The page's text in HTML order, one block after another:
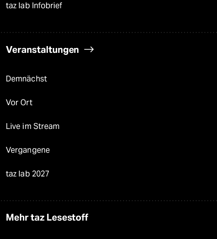
taz lab Infobrief
Veranstaltungen
Demnächst
Vor Ort
Live im Stream
Vergangene
taz lab 2027
Mehr taz Lesestoff